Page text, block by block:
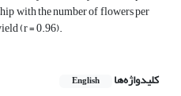
with the number of flowers per
(r = 0.96).
کلیدواژه‌ها English